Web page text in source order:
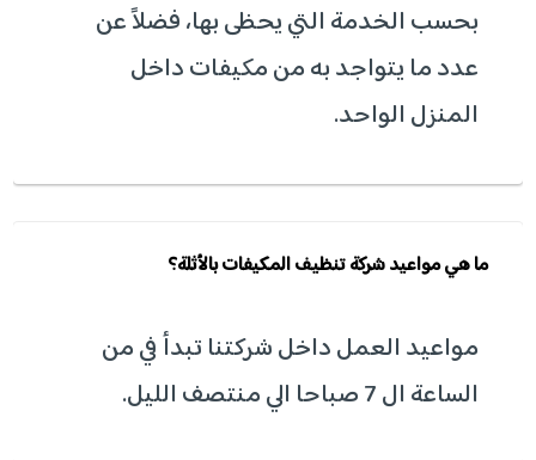
بحسب الخدمة التي يحظى بها، فضلاً عن
عدد ما يتواجد به من مكيفات داخل
المنزل الواحد.
ما هي مواعيد شركة تنظيف المكيفات بالأثلة؟
مواعيد العمل داخل شركتنا تبدأ في من
الساعة ال 7 صباحا الي منتصف الليل.